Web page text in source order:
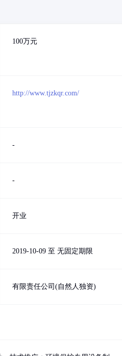
100万元
http://www.tjzkqr.com/
-
-
开业
2019-10-09 至 无固定期限
有限责任公司(自然人独资)